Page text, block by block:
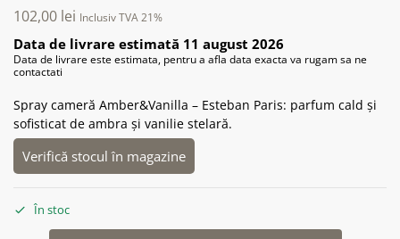
102,00 lei Inclusiv TVA 21%
Data de livrare estimată 11 august 2026
Data de livrare este estimata, pentru a afla data exacta va rugam sa ne
contactati
Spray cameră Amber&Vanilla – Esteban Paris: parfum cald și
sofisticat de ambra și vanilie stelară.
Verifică stocul în magazine
În stoc